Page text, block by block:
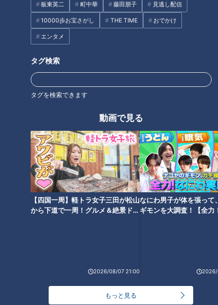
板東英二 町中華 藤田朋子 見逃し配信
10000歩お宝さがし THE TIME おでかけ
エンタメ
タグ検索
タグを検索できます
動画で見る
【四国一周】軽トラ女子三田が松山
から下道で一周！グルメ＆絶景ドラ
2026/08/07 21:00
なにわ男子が体を張って
ギモンを大調査！【全力
2026/
もっと見る
里井マスター：まずは、名古屋パルコ西館7階にある【くを
ん】さんです。京都にある和栗専門店の姉妹店で、大ブームと
なっているすごいソフトが名古屋に初上陸したんですよ。 携
帯電話はお持ちですか？
大久保：はい、ありますよ。